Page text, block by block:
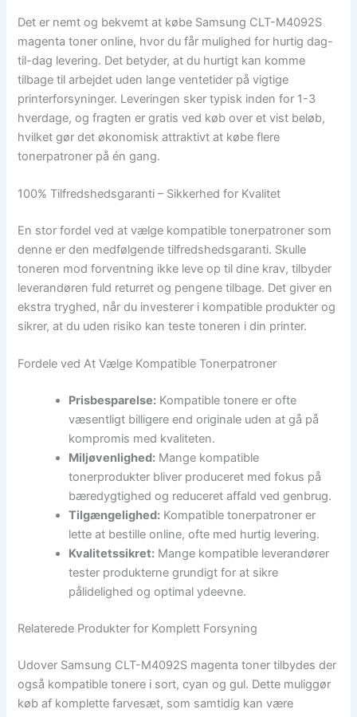
Det er nemt og bekvemt at købe Samsung CLT-M4092S
magenta toner online, hvor du får mulighed for hurtig dag-
til-dag levering. Det betyder, at du hurtigt kan komme
tilbage til arbejdet uden lange ventetider på vigtige
printerforsyninger. Leveringen sker typisk inden for 1-3
hverdage, og fragten er gratis ved køb over et vist beløb,
hvilket gør det økonomisk attraktivt at købe flere
tonerpatroner på én gang.
100% Tilfredshedsgaranti – Sikkerhed for Kvalitet
En stor fordel ved at vælge kompatible tonerpatroner som
denne er den medfølgende tilfredshedsgaranti. Skulle
toneren mod forventning ikke leve op til dine krav, tilbyder
leverandøren fuld returret og pengene tilbage. Det giver en
ekstra tryghed, når du investerer i kompatible produkter og
sikrer, at du uden risiko kan teste toneren i din printer.
Fordele ved At Vælge Kompatible Tonerpatroner
Prisbesparelse: Kompatible tonere er ofte
væsentligt billigere end originale uden at gå på
kompromis med kvaliteten.
Miljøvenlighed: Mange kompatible
tonerprodukter bliver produceret med fokus på
bæredygtighed og reduceret affald ved genbrug.
Tilgængelighed: Kompatible tonerpatroner er
lette at bestille online, ofte med hurtig levering.
Kvalitetssikret: Mange kompatible leverandører
tester produkterne grundigt for at sikre
pålidelighed og optimal ydeevne.
Relaterede Produkter for Komplett Forsyning
Udover Samsung CLT-M4092S magenta toner tilbydes der
også kompatible tonere i sort, cyan og gul. Dette muliggør
køb af komplette farvesæt, som samtidig kan være